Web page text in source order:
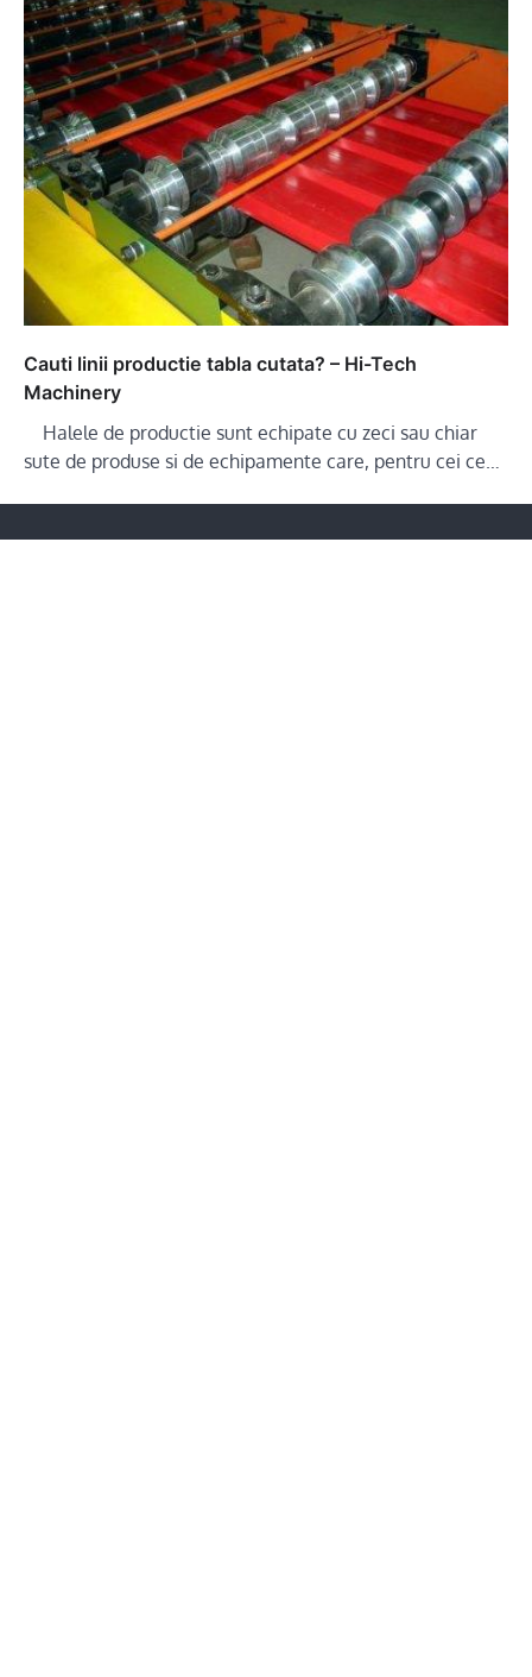
Cauti linii productie tabla cutata? – Hi-Tech
Machinery
Halele de productie sunt echipate cu zeci sau chiar
sute de produse si de echipamente care, pentru cei ce…